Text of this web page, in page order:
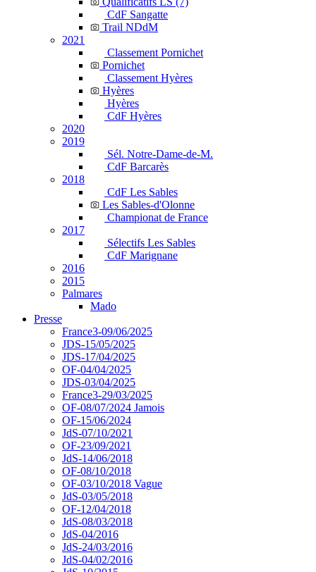
CdF Sangatte
Trail NDdM
2021
Classement Pornichet
Pornichet
Classement Hyères
Hyères
Hyères
CdF Hyères
2020
2019
Sél. Notre-Dame-de-M.
CdF Barcarès
2018
CdF Les Sables
Les Sables-d'Olonne
Championat de France
2017
Sélectifs Les Sables
CdF Marignane
2016
2015
Palmares
Mado
Presse
France3-09/06/2025
JDS-15/05/2025
JDS-17/04/2025
OF-04/04/2025
JDS-03/04/2025
France3-29/03/2025
OF-08/07/2024 Jamois
OF-15/06/2024
JdS-07/10/2021
OF-23/09/2021
JdS-14/06/2018
OF-08/10/2018
OF-03/10/2018 Vague
JdS-03/05/2018
OF-12/04/2018
JdS-08/03/2018
JdS-04/2016
JdS-24/03/2016
JdS-04/02/2016